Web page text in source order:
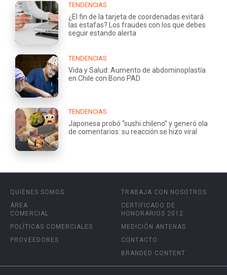
TENDENCIAS
¿El fin de la tarjeta de coordenadas evitará
las estafas? Los fraudes con los que debes
seguir estando alerta
TENDENCIAS
Vida y Salud: Aumento de abdominoplastía
en Chile con Bono PAD
TENDENCIAS
Japonesa probó “sushi chileno” y generó ola
de comentarios: su reacción se hizo viral
QUIÉNES SOMOS
ÁREA
COMERCIAL
POLÍTICAS COMERCIALES
PROVEEDORES
TRABAJA CON NOSOTROS
CERTIFICADO DE
HONORARIOS 2012
MEDICIÓN ANTENAS
CONTACTO
BRANDED CONTENT